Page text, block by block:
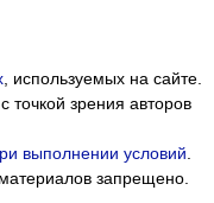
, используемых на сайте.
точкой зрения авторов
выполнении условий.
запрещено.